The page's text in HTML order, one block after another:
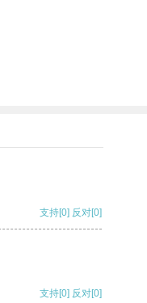
支持[0] 反对[0]
支持[0] 反对[0]